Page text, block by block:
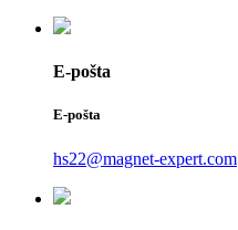
E-pošta
E-pošta
hs22@magnet-expert.com